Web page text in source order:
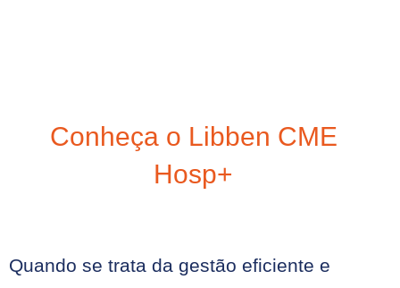
Conheça o Libben CME
Hosp+
Quando se trata da gestão eficiente e